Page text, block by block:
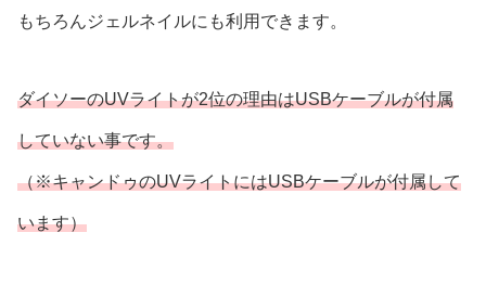
もちろんジェルネイルにも利用できます。
ダイソーのUVライトが2位の理由はUSBケーブルが付属
していない事です。
（※キャンドゥのUVライトにはUSBケーブルが付属して
います）